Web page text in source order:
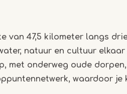
van 47,5 kilometer langs
natuur en cultuur
met onderweg oude
waardoor je